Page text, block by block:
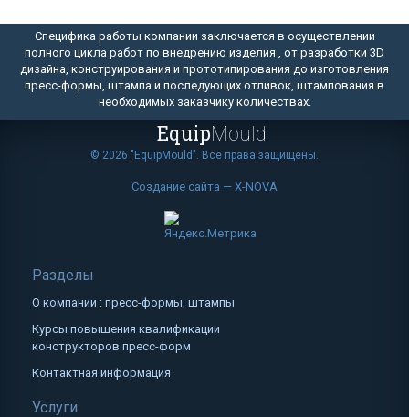
Специфика работы компании заключается в осуществлении
полного цикла работ по внедрению изделия , от разработки 3D
дизайна, конструирования и прототипирования до изготовления
пресс-формы, штампа и последующих отливок, штампования в
необходимых заказчику количествах.
EquipMould
© 2026 "EquipMould". Все права защищены.
Создание сайта — X-NOVA
Разделы
О компании : пресс-формы, штампы
Курсы повышения квалификации
конструкторов пресс-форм
Контактная информация
Услуги